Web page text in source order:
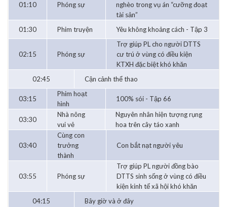
01:10 Phóng sự
nghèo trong vụ án “cưỡng đoạt
tài sản”
01:30
Phim truyện Yêu không khoảng cách - Tập 3
02:15 Phóng sự
Trợ giúp PL cho người DTTS
cư trú ở vùng có điều kiện
KTXH đặc biệt khó khăn
02:45
Cận cảnh thể thao
03:15
Phim hoạt
hình
100% sói - Tập 66
03:30
Nhà nông
vui vẻ
Nguyên nhân hiện tượng rụng
hoa trên cây táo xanh
03:40
Cùng con
trưởng
thành
Con bắt nạt người yêu
03:55 Phóng sự
Trợ giúp PL người đồng bào
DTTS sinh sống ở vùng có điều
kiện kinh tế xã hội khó khăn
04:15
Bây giờ và ở đây